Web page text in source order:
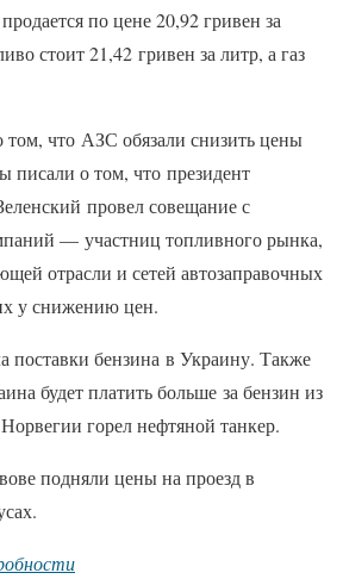
по цене 20,92 гривен за
стоит 21,42 гривен за литр, а газ
том, что АЗС обязали снизить цены
писали о том, что президент
провел совещание с
— участниц топливного рынка,
отрасли и сетей автозаправочных
у снижению цен.
поставки бензина в Украину. Также
будет платить больше за бензин из
горел нефтяной танкер.
подняли цены на проезд в